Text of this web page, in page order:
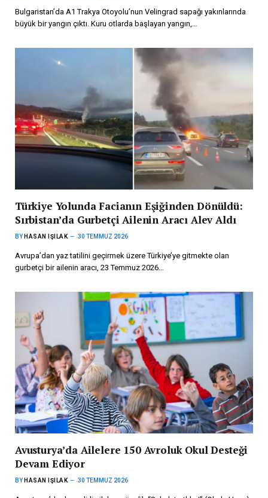
Bulgaristan’da A1 Trakya Otoyolu’nun Velingrad sapağı yakınlarında
büyük bir yangın çıktı. Kuru otlarda başlayan yangın,…
Türkiye Yolunda Facianın Eşiğinden Dönüldü:
Sırbistan’da Gurbetçi Ailenin Aracı Alev Aldı
BY HASAN IŞILAK 30 TEMMUZ 2026
Avrupa’dan yaz tatilini geçirmek üzere Türkiye’ye gitmekte olan
gurbetçi bir ailenin aracı, 23 Temmuz 2026…
Avusturya’da Ailelere 150 Avroluk Okul Desteği
Devam Ediyor
BY HASAN IŞILAK 30 TEMMUZ 2026